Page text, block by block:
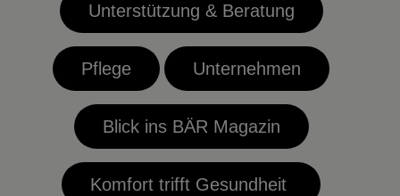
Unterstützung & Beratung
Pflege Unternehmen
Blick ins BÄR Magazin
Komfort trifft Gesundheit